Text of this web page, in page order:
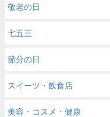
敬老の日
七五三
節分の日
スイーツ・飲食店
美容・コスメ・健康